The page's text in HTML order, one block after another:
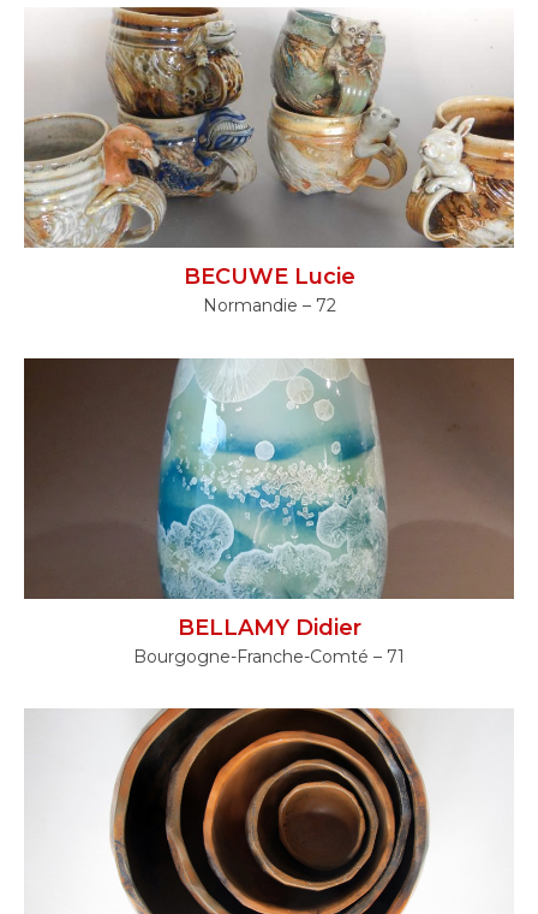
BECUWE Lucie
Normandie – 72
BELLAMY Didier
Bourgogne-Franche-Comté – 71